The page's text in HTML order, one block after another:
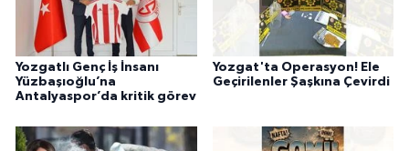
Yozgatlı Genç İş İnsanı
Yüzbaşıoğlu’na
Antalyaspor’da kritik görev
Yozgat'ta Operasyon! Ele
Geçirilenler Şaşkına Çevirdi